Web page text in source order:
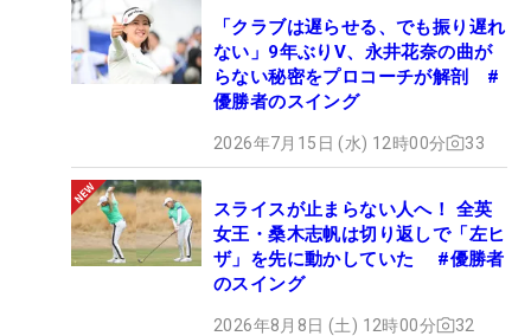
「クラブは遅らせる、でも振り遅れ
ない」9年ぶりV、永井花奈の曲が
らない秘密をプロコーチが解剖 #
優勝者のスイング
2026年7月15日 (水) 12時00分 33
スライスが止まらない人へ！ 全英
女王・桑木志帆は切り返しで「左ヒ
ザ」を先に動かしていた #優勝者
のスイング
2026年8月8日 (土) 12時00分 32